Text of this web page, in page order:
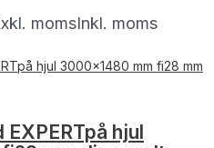
momsInkl. moms
hjul